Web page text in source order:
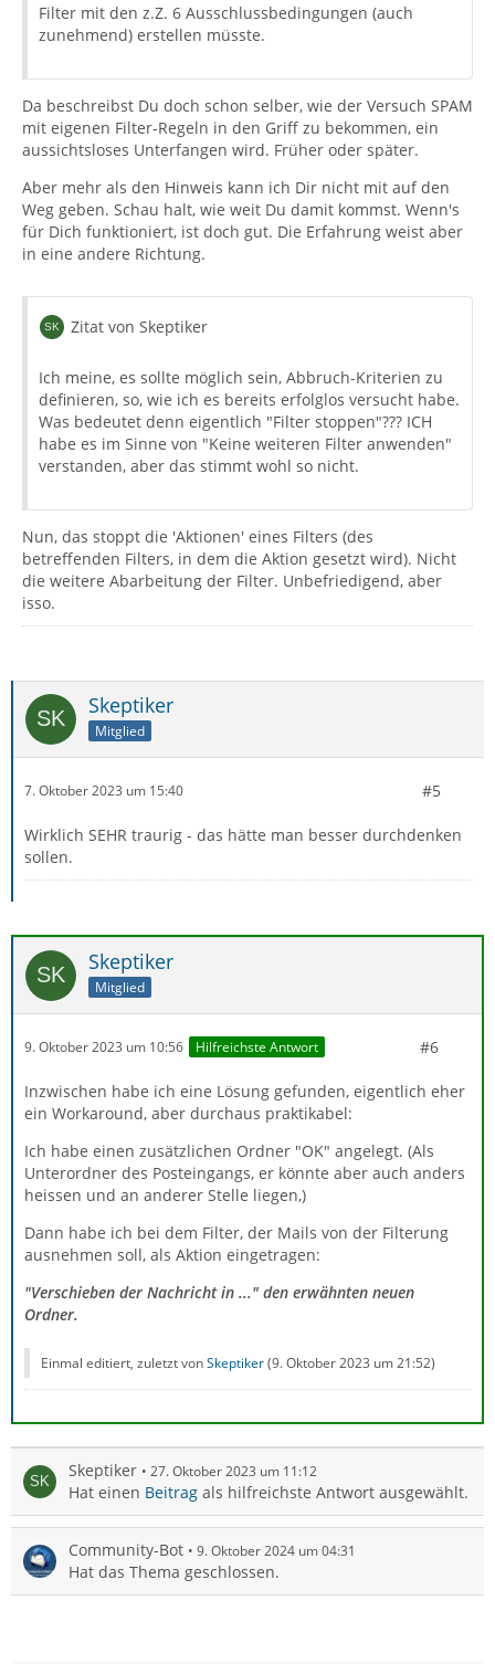
Filter mit den z.Z. 6 Ausschlussbedingungen (auch
zunehmend) erstellen müsste.
Da beschreibst Du doch schon selber, wie der Versuch SPAM
mit eigenen Filter-Regeln in den Griff zu bekommen, ein
aussichtsloses Unterfangen wird. Früher oder später.
Aber mehr als den Hinweis kann ich Dir nicht mit auf den
Weg geben. Schau halt, wie weit Du damit kommst. Wenn's
für Dich funktioniert, ist doch gut. Die Erfahrung weist aber
in eine andere Richtung.
Zitat von Skeptiker
Ich meine, es sollte möglich sein, Abbruch-Kriterien zu
definieren, so, wie ich es bereits erfolglos versucht habe.
Was bedeutet denn eigentlich "Filter stoppen"??? ICH
habe es im Sinne von "Keine weiteren Filter anwenden"
verstanden, aber das stimmt wohl so nicht.
Nun, das stoppt die 'Aktionen' eines Filters (des
betreffenden Filters, in dem die Aktion gesetzt wird). Nicht
die weitere Abarbeitung der Filter. Unbefriedigend, aber
isso.
Skeptiker
Mitglied
7. Oktober 2023 um 15:40 #5
Wirklich SEHR traurig - das hätte man besser durchdenken
sollen.
Skeptiker
Mitglied
9. Oktober 2023 um 10:56 Hilfreichste Antwort #6
Inzwischen habe ich eine Lösung gefunden, eigentlich eher
ein Workaround, aber durchaus praktikabel:
Ich habe einen zusätzlichen Ordner "OK" angelegt. (Als
Unterordner des Posteingangs, er könnte aber auch anders
heissen und an anderer Stelle liegen,)
Dann habe ich bei dem Filter, der Mails von der Filterung
ausnehmen soll, als Aktion eingetragen:
"Verschieben der Nachricht in ..." den erwähnten neuen
Ordner.
Einmal editiert, zuletzt vonSkeptiker(9. Oktober 2023 um 21:52)
Skeptiker 27. Oktober 2023 um 11:12
Hat einen Beitrag als hilfreichste Antwort ausgewählt.
Community-Bot 9. Oktober 2024 um 04:31
Hat das Thema geschlossen.